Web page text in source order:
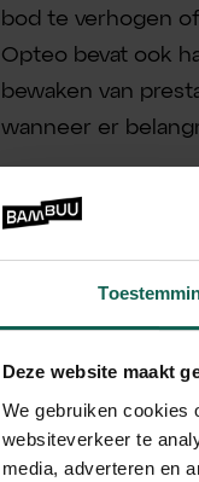
Deze website maakt
We gebruiken cookies
websiteverkeer te
media, adverteren en
bod te verhogen
Opteo bevat ook
bewaken van
wanneer er
Handig
Ja, als je
Opteo